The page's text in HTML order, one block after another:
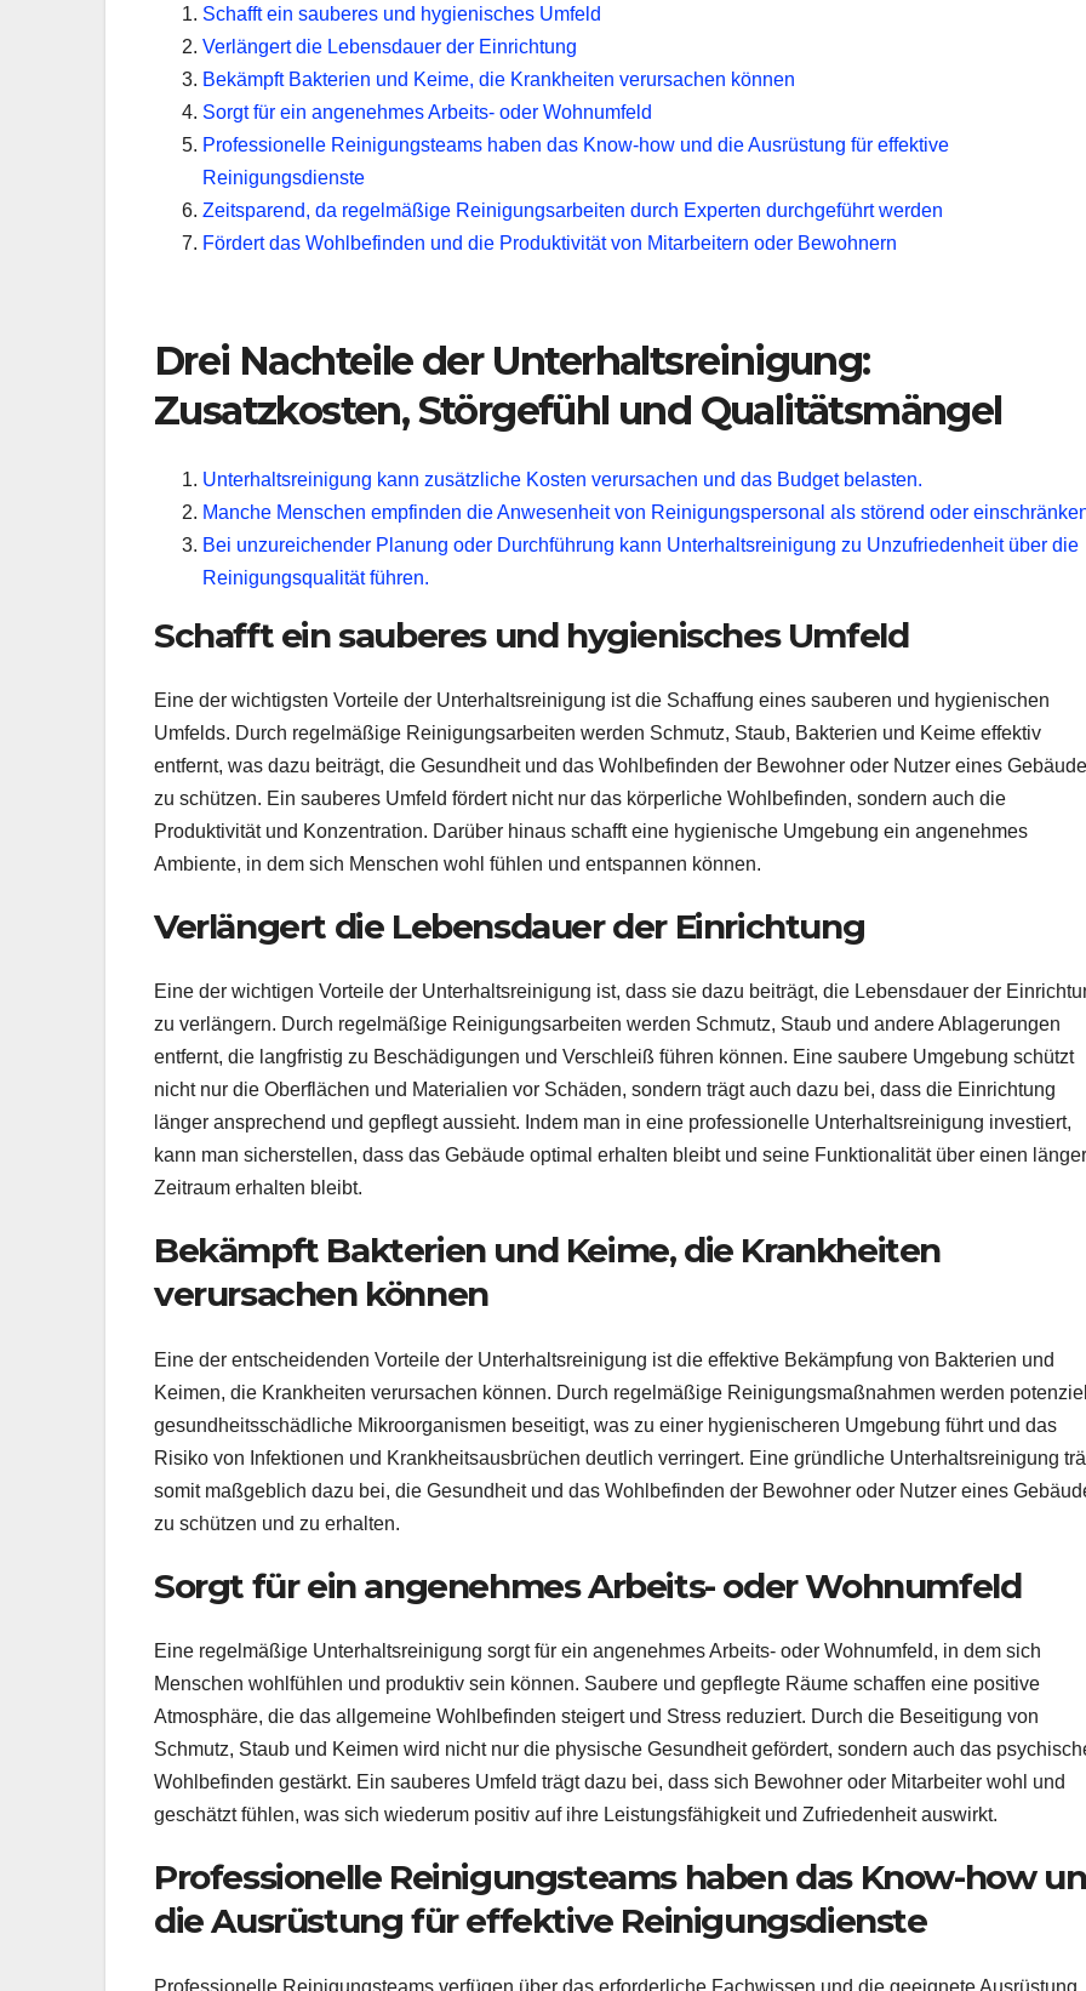
Schafft ein sauberes und hygienisches Umfeld
Verlängert die Lebensdauer der Einrichtung
Bekämpft Bakterien und Keime, die Krankheiten verursachen können
Sorgt für ein angenehmes Arbeits- oder Wohnumfeld
Professionelle Reinigungsteams haben das Know-how und die Ausrüstung für effektive
Reinigungsdienste
Zeitsparend, da regelmäßige Reinigungsarbeiten durch Experten durchgeführt werden
Fördert das Wohlbefinden und die Produktivität von Mitarbeitern oder Bewohnern
Drei Nachteile der Unterhaltsreinigung:
Zusatzkosten, Störgefühl und Qualitätsmängel
Unterhaltsreinigung kann zusätzliche Kosten verursachen und das Budget belasten.
Manche Menschen empfinden die Anwesenheit von Reinigungspersonal als störend oder
Bei unzureichender Planung oder Durchführung kann Unterhaltsreinigung zu Unzufriedenheit über die
Reinigungsqualität führen.
Schafft ein sauberes und hygienisches Umfeld
Eine der wichtigsten Vorteile der Unterhaltsreinigung ist die Schaffung eines sauberen und hygienischen
Umfelds. Durch regelmäßige Reinigungsarbeiten werden Schmutz, Staub, Bakterien und Keime effektiv
entfernt, was dazu beiträgt, die Gesundheit und das Wohlbefinden der Bewohner oder Nutzer eines
zu schützen. Ein sauberes Umfeld fördert nicht nur das körperliche Wohlbefinden, sondern auch die
Produktivität und Konzentration. Darüber hinaus schafft eine hygienische Umgebung ein angenehmes
Ambiente, in dem sich Menschen wohl fühlen und entspannen können.
Verlängert die Lebensdauer der Einrichtung
Eine der wichtigen Vorteile der Unterhaltsreinigung ist, dass sie dazu beiträgt, die Lebensdauer der
zu verlängern. Durch regelmäßige Reinigungsarbeiten werden Schmutz, Staub und andere Ablagerungen
entfernt, die langfristig zu Beschädigungen und Verschleiß führen können. Eine saubere Umgebung schützt
nicht nur die Oberflächen und Materialien vor Schäden, sondern trägt auch dazu bei, dass die Einrichtung
länger ansprechend und gepflegt aussieht. Indem man in eine professionelle Unterhaltsreinigung investiert,
kann man sicherstellen, dass das Gebäude optimal erhalten bleibt und seine Funktionalität über einen
Zeitraum erhalten bleibt.
Bekämpft Bakterien und Keime, die Krankheiten
verursachen können
Eine der entscheidenden Vorteile der Unterhaltsreinigung ist die effektive Bekämpfung von Bakterien und
Keimen, die Krankheiten verursachen können. Durch regelmäßige Reinigungsmaßnahmen werden
gesundheitsschädliche Mikroorganismen beseitigt, was zu einer hygienischeren Umgebung führt und das
Risiko von Infektionen und Krankheitsausbrüchen deutlich verringert. Eine gründliche Unterhaltsreinigung
somit maßgeblich dazu bei, die Gesundheit und das Wohlbefinden der Bewohner oder Nutzer eines
zu schützen und zu erhalten.
Sorgt für ein angenehmes Arbeits- oder Wohnumfeld
Eine regelmäßige Unterhaltsreinigung sorgt für ein angenehmes Arbeits- oder Wohnumfeld, in dem sich
Menschen wohlfühlen und produktiv sein können. Saubere und gepflegte Räume schaffen eine positive
Atmosphäre, die das allgemeine Wohlbefinden steigert und Stress reduziert. Durch die Beseitigung von
Schmutz, Staub und Keimen wird nicht nur die physische Gesundheit gefördert, sondern auch das
Wohlbefinden gestärkt. Ein sauberes Umfeld trägt dazu bei, dass sich Bewohner oder Mitarbeiter wohl und
geschätzt fühlen, was sich wiederum positiv auf ihre Leistungsfähigkeit und Zufriedenheit auswirkt.
Professionelle Reinigungsteams haben das Know-how
die Ausrüstung für effektive Reinigungsdienste
Professionelle Reinigungsteams verfügen über das erforderliche Fachwissen und die geeignete Ausrüstung,